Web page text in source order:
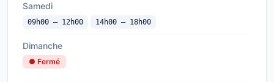
Samedi
09h00 — 12h00 14h00 — 18h00
Dimanche
● Fermé